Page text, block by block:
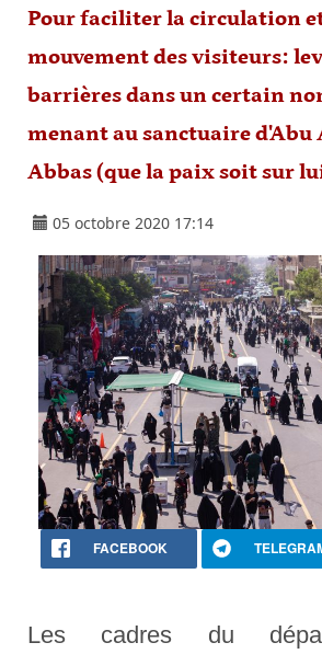
Pour faciliter la circulation
mouvement des visiteurs:
barrières dans un certain
menant au sanctuaire
Abbas (que la paix soit sur
05 octobre 2020 17:14
FACEBOOK
Les cadres du